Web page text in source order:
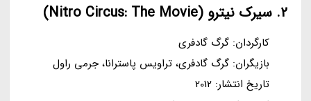
2. سیرک نیترو (Nitro Circus: The Movie)
کارگردان: گرگ گادفری
بازیگران: گرگ گادفری، تراویس پاسترانا، جرمی راول
تاریخ انتشار: 2012